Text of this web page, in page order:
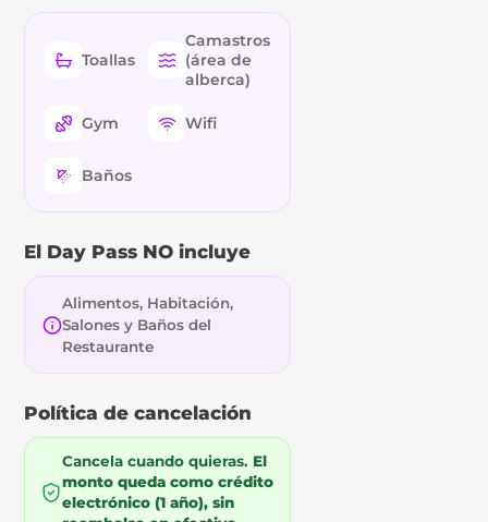
Toallas
Camastros
(área de
alberca)
Gym Wifi
Baños
El Day Pass NO incluye
Alimentos, Habitación,
Salones y Baños del
Restaurante
Política de cancelación
Cancela cuando quieras. El
monto queda como crédito
electrónico (1 año), sin